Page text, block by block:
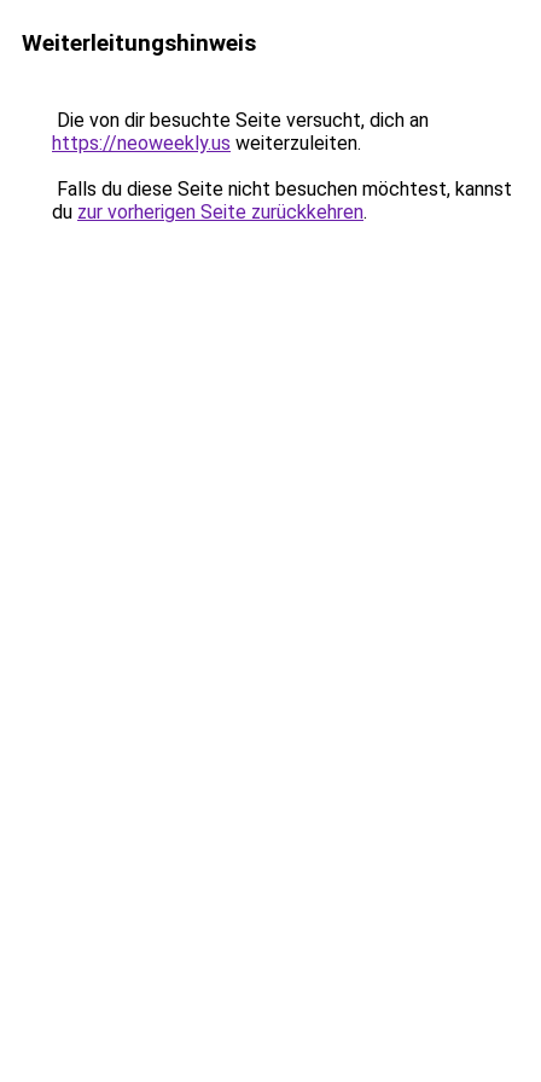
Weiterleitungshinweis
Die von dir besuchte Seite versucht, dich an
https://neoweekly.us weiterzuleiten.
Falls du diese Seite nicht besuchen möchtest, kannst
du zur vorherigen Seite zurückkehren.